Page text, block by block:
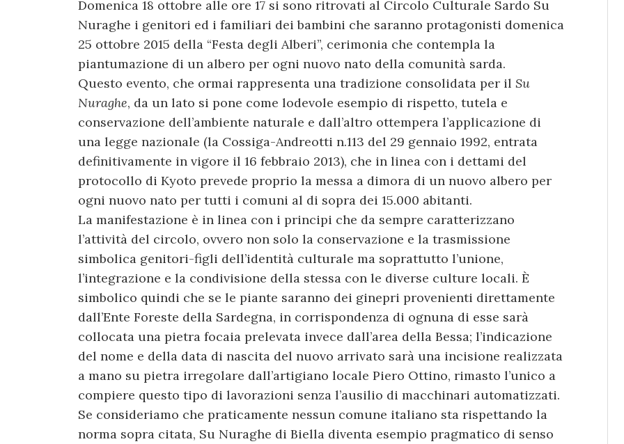
Domenica 18 ottobre alle ore 17 si sono ritrovati al Circolo Culturale Sardo Su
Nuraghe i genitori ed i familiari dei bambini che saranno protagonisti domenica
25 ottobre 2015 della “Festa degli Alberi”, cerimonia che contempla la
piantumazione di un albero per ogni nuovo nato della comunità sarda.
Questo evento, che ormai rappresenta una tradizione consolidata per il Su
Nuraghe, da un lato si pone come lodevole esempio di rispetto, tutela e
conservazione dell’ambiente naturale e dall’altro ottempera l’applicazione di
una legge nazionale (la Cossiga-Andreotti n.113 del 29 gennaio 1992, entrata
definitivamente in vigore il 16 febbraio 2013), che in linea con i dettami del
protocollo di Kyoto prevede proprio la messa a dimora di un nuovo albero per
ogni nuovo nato per tutti i comuni al di sopra dei 15.000 abitanti.
La manifestazione è in linea con i principi che da sempre caratterizzano
l’attività del circolo, ovvero non solo la conservazione e la trasmissione
simbolica genitori-figli dell’identità culturale ma soprattutto l’unione,
l’integrazione e la condivisione della stessa con le diverse culture locali. È
simbolico quindi che se le piante saranno dei ginepri provenienti direttamente
dall’Ente Foreste della Sardegna, in corrispondenza di ognuna di esse sarà
collocata una pietra focaia prelevata invece dall’area della Bessa; l’indicazione
del nome e della data di nascita del nuovo arrivato sarà una incisione realizzata
a mano su pietra irregolare dall’artigiano locale Piero Ottino, rimasto l’unico a
compiere questo tipo di lavorazioni senza l’ausilio di macchinari automatizzati.
Se consideriamo che praticamente nessun comune italiano sta rispettando la
norma sopra citata, Su Nuraghe di Biella diventa esempio pragmatico di senso